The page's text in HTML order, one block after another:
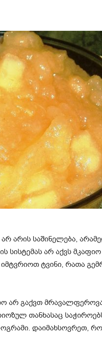
არის საშინელება,
არ აქვს მკაფიო
ტვინი, რათა
არ გაქვთ
თანხასაც
დაიმახსოვრეთ,